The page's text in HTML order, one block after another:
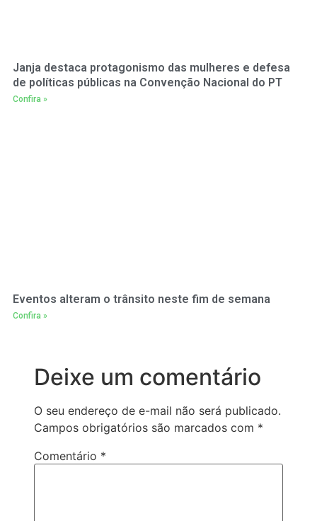
Janja destaca protagonismo das mulheres e defesa
de políticas públicas na Convenção Nacional do PT
Confira »
Eventos alteram o trânsito neste fim de semana
Confira »
Deixe um comentário
O seu endereço de e-mail não será publicado.
Campos obrigatórios são marcados com *
Comentário *